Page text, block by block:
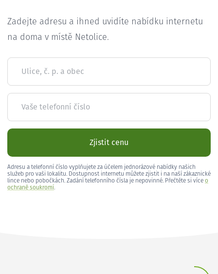
Zadejte adresu a ihned uvidíte nabídku internetu
na doma v místě Netolice.
Ulice, č. p. a obec
Vaše telefonní číslo
Zjistit cenu
Adresu a telefonní číslo vyplňujete za účelem jednorázové nabídky našich
služeb pro vaši lokalitu. Dostupnost internetu můžete zjistit i na naší zákaznické
lince nebo pobočkách. Zadání telefonního čísla je nepovinné. Přečtěte si více o
ochraně soukromí.